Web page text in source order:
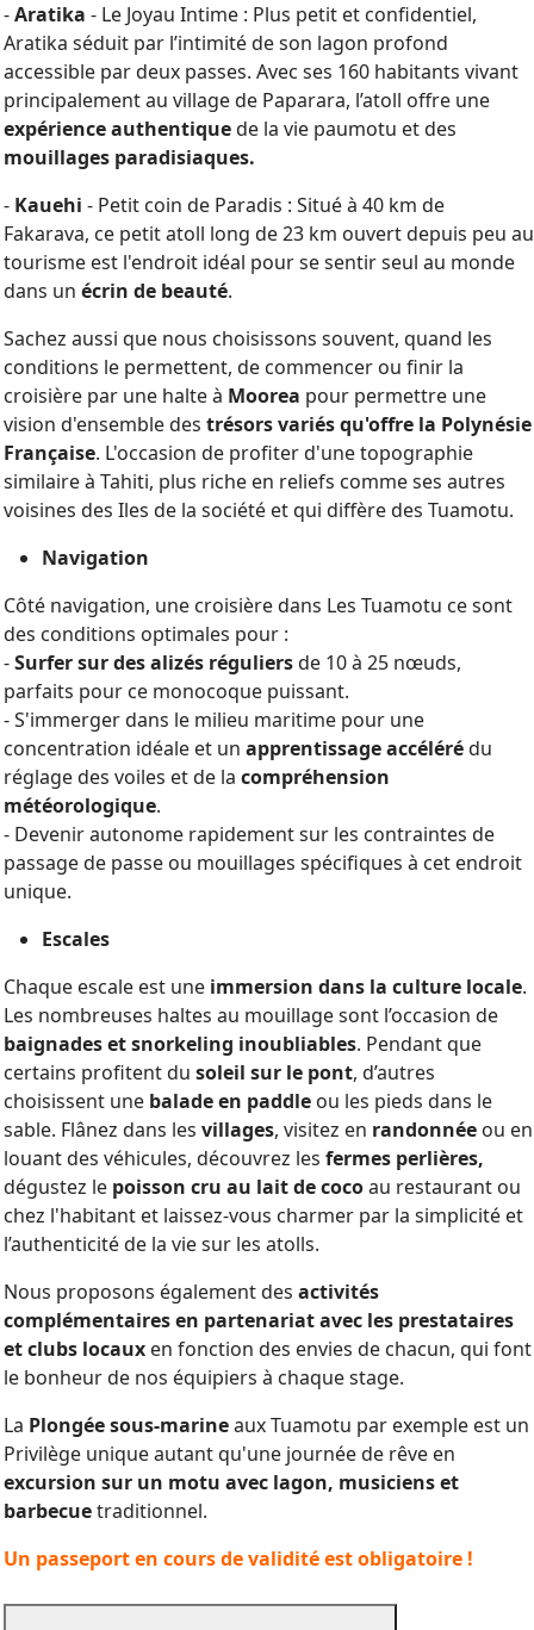
-Aratika - Le Joyau Intime : Plus petit et confidentiel,
Aratika séduit par l’intimité de son lagon profond
accessible par deux passes. Avec ses 160 habitants vivant
principalement au village de Paparara, l’atoll offre une
expérience authentiquede la vie paumotu et des
mouillages paradisiaques.
- Kauehi - Petit coin de Paradis : Situé à 40 km de
Fakarava, ce petit atoll long de 23 km ouvert depuis peu au
tourisme est l'endroit idéal pour se sentir seul au monde
dans un écrin de beauté.
Sachez aussi que nous choisissons souvent, quand les
conditions le permettent, de commencer ou finir la
croisière par une halte à Moorea pour permettre une
vision d'ensemble des trésors variés qu'offre la Polynésie
Française. L'occasion de profiter d'une topographie
similaire à Tahiti, plus riche en reliefs comme ses autres
voisines des Iles de la société et qui diffère des Tuamotu.
Navigation
Côté navigation, une croisière dans Les Tuamotu ce sont
des conditions optimales pour :
-Surfer sur des alizés réguliersde 10 à 25 nœuds,
parfaits pour ce monocoque puissant.
- S'immerger dans le milieu maritime pour une
concentration idéale et un apprentissage accélérédu
réglage des voiles et de la compréhension
météorologique.
- Devenir autonome rapidement sur les contraintes de
passage de passe ou mouillages spécifiques à cet endroit
unique.
Escales
Chaque escale est une immersion dans la culture locale.
Les nombreuses haltes au mouillage sont l’occasion de
baignades et snorkeling inoubliables. Pendant que
certains profitent du soleil sur le pont, d’autres
choisissent une balade en paddle ou les pieds dans le
sable. Flânez dans les villages, visitez en randonnée ou en
louant des véhicules, découvrez les fermes perlières,
dégustez le poisson cru au lait de cocoau restaurant ou
chez l'habitant et laissez-vous charmer par la simplicité et
l’authenticité de la vie sur les atolls.
Nous proposons également des activités
complémentaires en partenariat avec les prestataires
et clubs locaux en fonction des envies de chacun, qui font
le bonheur de nos équipiers à chaque stage.
La Plongée sous-marineaux Tuamotu par exemple est un
Privilège unique autant qu'une journée de rêve en
excursion sur un motu avec lagon, musiciens et
barbecuetraditionnel.
Un passeport en cours de validité est obligatoire !